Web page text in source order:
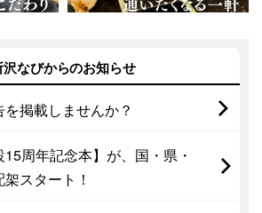
沢なびからのお知らせ
掲載しませんか？
15周年記念本】が、国・県・
スタート！